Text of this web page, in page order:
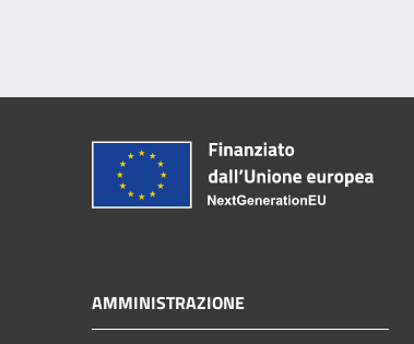
AMMINISTRAZIONE